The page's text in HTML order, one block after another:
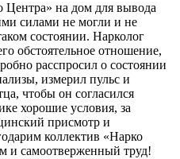
Центра» на дом для вывода
силами не могли и не
состоянии. Нарколог
обстоятельное отношение,
расспросил о состоянии
измерил пульс и
чтобы он согласился
хорошие условия, за
присмотр и
коллектив «Нарко
и самоотверженный труд!